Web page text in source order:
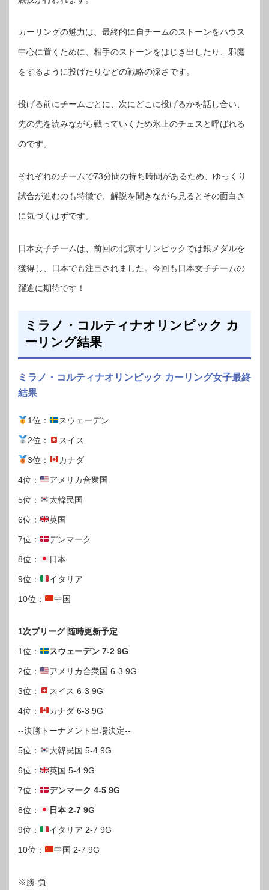
カーリングの魅力は、最終的に自チームのストーンをハウス
中心に置くために、相手のストーンをはじき出したり、邪魔
をするように投げたりなどの戦略の深さです。
投げる前にチームごとに、次にどこに投げるかを話し合い、
先の先を読みながら戦っていくため氷上のチェスと呼ばれる
のです。
それぞれのチームで73分間の持ち時間があるため、ゆっくり
試合が進むのも特徴で、解説を聞きながら見るとその面白さ
に気づくはずです。
日本女子チームは、前回の北京オリンピックでは銀メダルを
獲得し、日本でも注目されました。今回も日本女子チームの
躍進に期待です！
ミラノ・コルティナオリンピック カ
ーリング結果
ミラノ・コルティナオリンピック カーリング女子最終
結果
1位： スウェーデン
2位： スイス
3位： カナダ
4位： アメリカ合衆国
5位： 大韓民国
6位： 英国
7位： デンマーク
8位： 日本
9位： イタリア
10位： 中国
1次プリーグ 随時更新予定
1位： スウェーデン 7-2 9G
2位： アメリカ合衆国 6-3 9G
3位： スイス 6-3 9G
4位： カナダ 6-3 9G
--決勝トーナメント出場決定--
5位： 大韓民国 5-4 9G
6位： 英国 5-4 9G
7位： デンマーク 4-5 9G
8位： 日本 2-7 9G
9位： イタリア 2-7 9G
10位： 中国 2-7 9G
※勝-負